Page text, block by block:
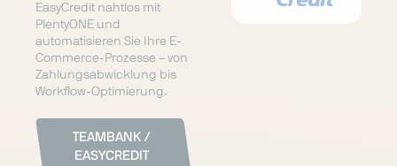
EasyCredit nahtlos mit
PlentyONE und
automatisieren Sie Ihre E-
Commerce-Prozesse – von
Zahlungsabwicklung bis
Workflow-Optimierung.
TEAMBANK /
EASYCREDIT